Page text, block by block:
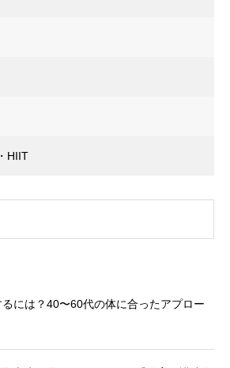
HIIT
には？40〜60代の体に合ったアプロー